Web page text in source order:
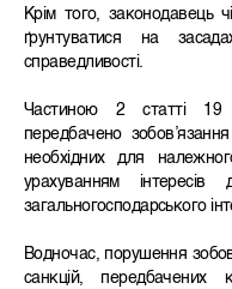
Крім того, законодавець
ґрунтуватися на
справедливості.
Частиною 2 статті 19
передбачено
необхідних для
урахуванням
загальногосподарського
Водночас, порушення
санкцій,